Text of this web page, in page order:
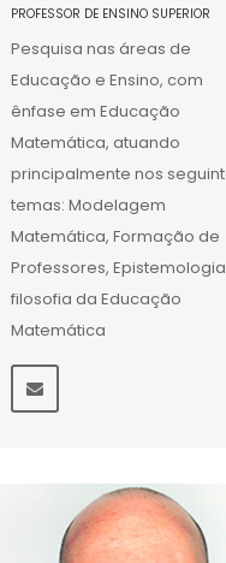
PROFESSOR DE ENSINO SUPERIOR
Pesquisa nas áreas de
Educação e Ensino, com
ênfase em Educação
Matemática, atuando
principalmente nos
temas: Modelagem
Matemática, Formação de
Professores,
filosofia da Educação
Matemática